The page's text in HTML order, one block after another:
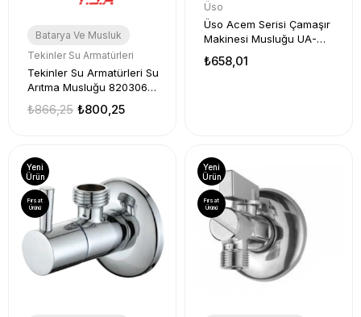
Batarya Ve Musluk
Tekinler Su Armatürleri
Tekinler Su Armatürleri Su
Arıtma Musluğu 820306
₺800,25
₺866,25
Üso
Üso Acem Serisi Çamaşır
Makinesi Musluğu UA-
₺658,01
Yeni
Ürün
Fırsat
Ürünü
Yeni
Ürün
Fırsat
Ürünü